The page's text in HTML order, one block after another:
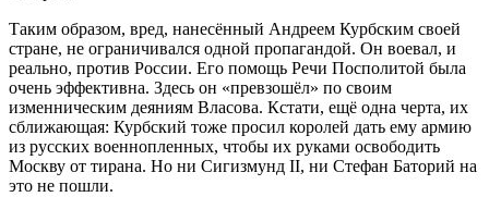
Таким образом, вред, нанесённый Андреем Курбским своей
стране, не ограничивался одной пропагандой. Он воевал, и
реально, против России. Его помощь Речи Посполитой была
очень эффективна. Здесь он «превзошёл» по своим
изменническим деяниям Власова. Кстати, ещё одна черта, их
сближающая: Курбский тоже просил королей дать ему армию
из русских военнопленных, чтобы их руками освободить
Москву от тирана. Но ни Сигизмунд II, ни Стефан Баторий на
это не пошли.